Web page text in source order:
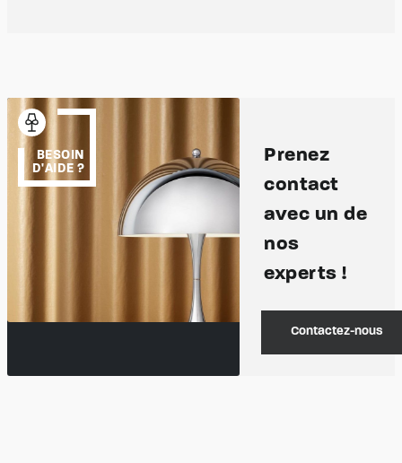
BESOIN
D'AIDE ?
Prenez
contact
avec un de
nos
experts !
Contactez-nous